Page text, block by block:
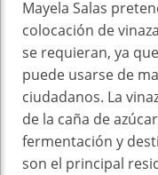
Mayela Salas
colocación de
se requieran, ya
puede usarse de
ciudadanos. La
de la caña de
fermentación y
son el principal